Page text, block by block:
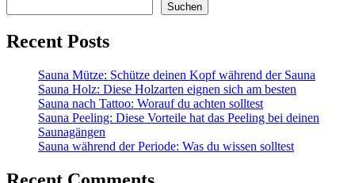
Suchen
Recent Posts
Sauna Mütze: Schütze deinen Kopf während der Sauna
Sauna Holz: Diese Holzarten eignen sich am besten
Sauna nach Tattoo: Worauf du achten solltest
Sauna Peeling: Diese Vorteile hat das Peeling bei deinen
Saunagängen
Sauna während der Periode: Was du wissen solltest